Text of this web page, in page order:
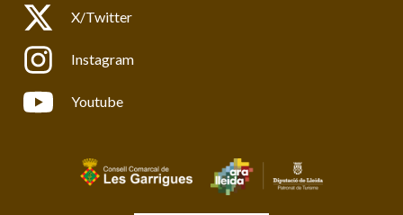
X/Twitter
Instagram
Youtube